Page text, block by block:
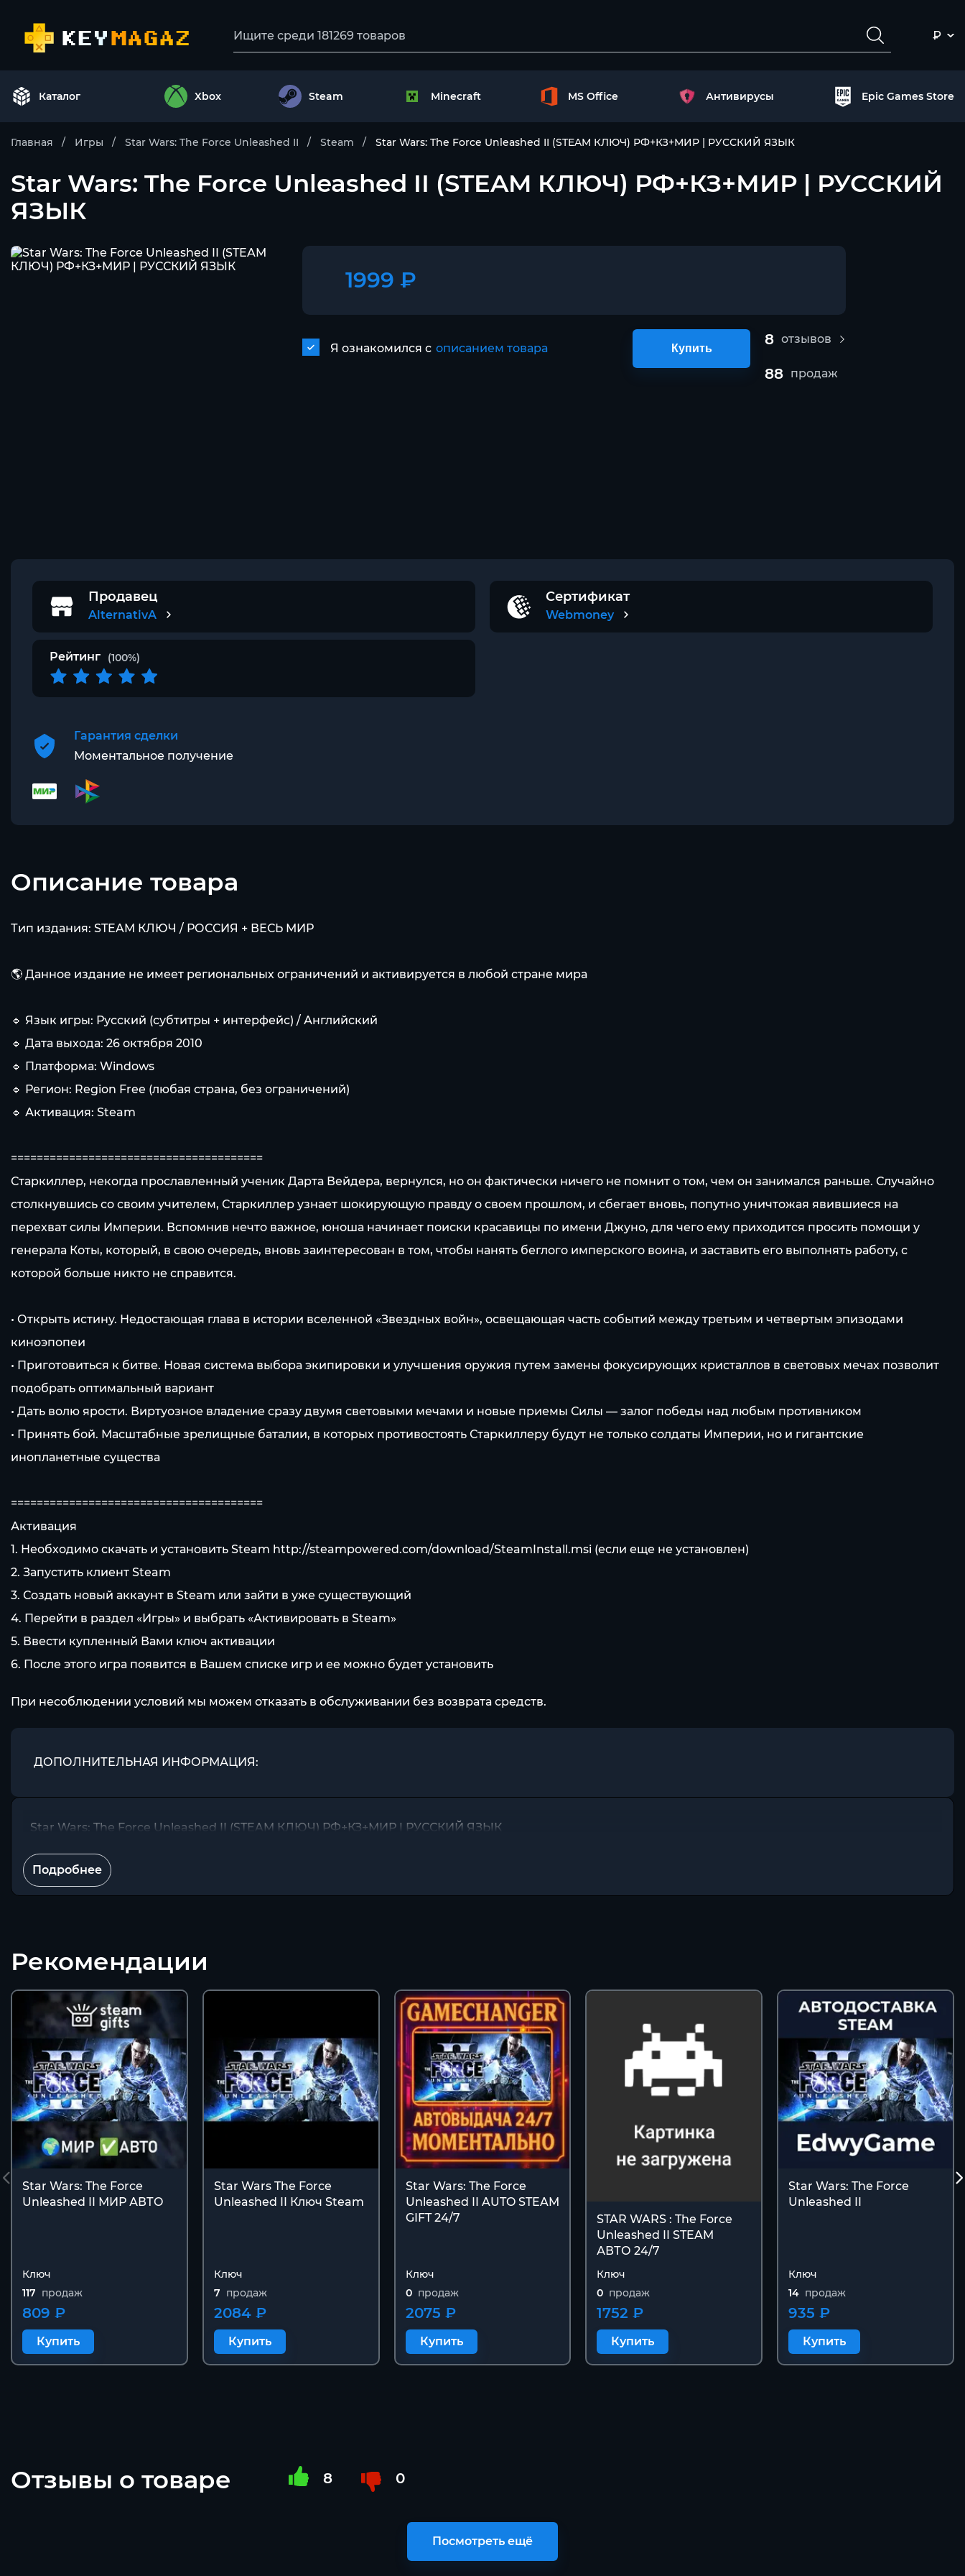
₽
Каталог Xbox Steam Minecraft MS Office Антивирусы Epic Games Store
Главная Игры Star Wars: The Force Unleashed II Steam Star Wars: The Force Unleashed II (STEAM КЛЮЧ) РФ+КЗ+МИР | РУССКИЙ ЯЗЫК
Star Wars: The Force Unleashed II (STEAM КЛЮЧ) РФ+КЗ+МИР | РУССКИЙ
ЯЗЫК
1999 ₽
Я ознакомился с описанием товара Купить
8 отзывов
88 продаж
Продавец
AlternativA
Сертификат
Webmoney
Рейтинг (100%)
Гарантия сделки
Моментальное получение
Описание товара
Тип издания: STEAM КЛЮЧ / РОССИЯ + ВЕСЬ МИР
🌎 Данное издание не имеет региональных ограничений и активируется в любой стране мира
🔹 Язык игры: Русский (субтитры + интерфейс) / Английский
🔹 Дата выхода: 26 октября 2010
🔹 Платформа: Windows
🔹 Регион: Region Free (любая страна, без ограничений)
🔹 Активация: Steam
=======================================
Старкиллер, некогда прославленный ученик Дарта Вейдера, вернулся, но он фактически ничего не помнит о том, чем он занимался раньше. Случайно
столкнувшись со своим учителем, Старкиллер узнает шокирующую правду о своем прошлом, и сбегает вновь, попутно уничтожая явившиеся на
перехват силы Империи. Вспомнив нечто важное, юноша начинает поиски красавицы по имени Джуно, для чего ему приходится просить помощи у
генерала Коты, который, в свою очередь, вновь заинтересован в том, чтобы нанять беглого имперского воина, и заставить его выполнять работу, с
которой больше никто не справится.
• Открыть истину. Недостающая глава в истории вселенной «Звездных войн», освещающая часть событий между третьим и четвертым эпизодами
киноэпопеи
• Приготовиться к битве. Новая система выбора экипировки и улучшения оружия путем замены фокусирующих кристаллов в световых мечах позволит
подобрать оптимальный вариант
• Дать волю ярости. Виртуозное владение сразу двумя световыми мечами и новые приемы Силы — залог победы над любым противником
• Принять бой. Масштабные зрелищные баталии, в которых противостоять Старкиллеру будут не только солдаты Империи, но и гигантские
инопланетные существа
=======================================
Активация
1. Необходимо скачать и установить Steam http://steampowered.com/download/SteamInstall.msi (если еще не установлен)
2. Запустить клиент Steam
3. Создать новый аккаунт в Steam или зайти в уже существующий
4. Перейти в раздел «Игры» и выбрать «Активировать в Steam»
5. Ввести купленный Вами ключ активации
6. После этого игра появится в Вашем списке игр и ее можно будет установить
При несоблюдении условий мы можем отказать в обслуживании без возврата средств.
ДОПОЛНИТЕЛЬНАЯ ИНФОРМАЦИЯ:
Star Wars: The Force Unleashed II (STEAM КЛЮЧ) РФ+КЗ+МИР | РУССКИЙ ЯЗЫК
Подробнее
Рекомендации
Star Wars: The Force
Unleashed II МИР АВТО
Ключ
117 продаж
809 ₽
Купить
Star Wars The Force
Unleashed II Ключ Steam
Ключ
7 продаж
2084 ₽
Купить
Star Wars: The Force
Unleashed II AUTO STEAM
GIFT 24/7
Ключ
0 продаж
2075 ₽
Купить
STAR WARS : The Force
Unleashed II STEAM
АВТО 24/7
Ключ
0 продаж
1752 ₽
Купить
Star Wars: The Force
Unleashed II
Ключ
14 продаж
935 ₽
Купить
Отзывы о товаре 8 0
Посмотреть ещё